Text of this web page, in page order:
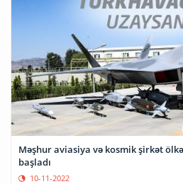
Məşhur aviasiya və kosmik şirkət
başladı
10-11-2022